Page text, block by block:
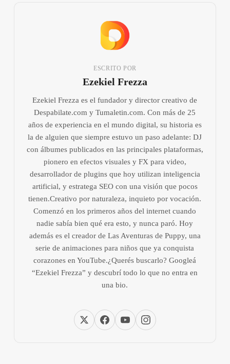
ESCRITO POR
Ezekiel Frezza
Ezekiel Frezza es el fundador y director creativo de
Despabilate.com y Tumaletin.com. Con más de 25
años de experiencia en el mundo digital, su historia es
la de alguien que siempre estuvo un paso adelante: DJ
con álbumes publicados en las principales plataformas,
pionero en efectos visuales y FX para video,
desarrollador de plugins que hoy utilizan inteligencia
artificial, y estratega SEO con una visión que pocos
tienen.Creativo por naturaleza, inquieto por vocación.
Comenzó en los primeros años del internet cuando
nadie sabía bien qué era esto, y nunca paró. Hoy
además es el creador de Las Aventuras de Puppy, una
serie de animaciones para niños que ya conquista
corazones en YouTube.¿Querés buscarlo? Googleá
“Ezekiel Frezza” y descubrí todo lo que no entra en
una bio.